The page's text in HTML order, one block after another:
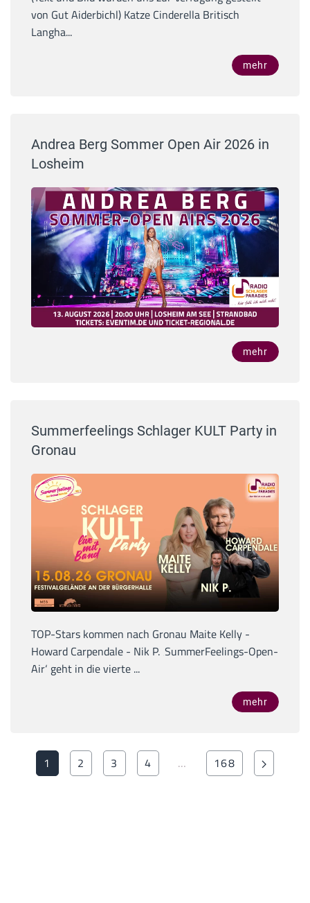
von Gut Aiderbichl) Katze Cinderella Britisch
Langha...
mehr
Andrea Berg Sommer Open Air 2026 in
Losheim
mehr
Summerfeelings Schlager KULT Party in
Gronau
TOP-Stars kommen nach Gronau Maite Kelly -
Howard Carpendale - Nik P. ‚SummerFeelings-Open-
Air‘ geht in die vierte ...
mehr
1 2 3 4 … 168